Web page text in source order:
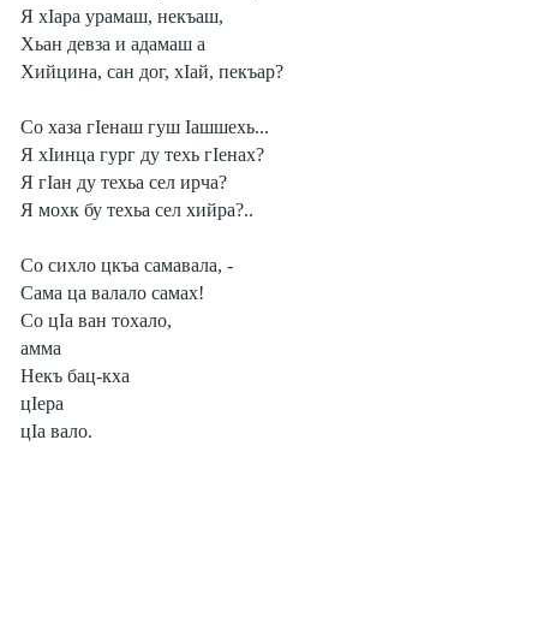
Я хIара урамаш, некъаш,
Хьан девза и адамаш а
Хийцина, сан дог, хIай, пекъар?
Со хаза гIенаш гуш Iашшехь...
Я хIинца гург ду техь гIенах?
Я гIан ду техьа сел ирча?
Я мохк бу техьа сел хийра?..
Со сихло цкъа самавала, -
Сама ца валало самах!
Со цIа ван тохало,
амма
Некъ бац-кха
цIера
цIа вало.